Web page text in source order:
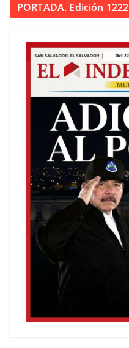
PORTADA. Edición 1222